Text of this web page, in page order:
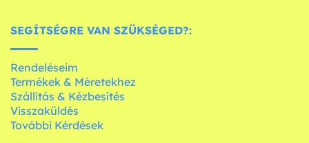
SEGÍTSÉGRE VAN SZÜKSÉGED?:
Rendeléseim
Termékek & Méretekhez
Szállítás & Kézbesítés
Visszaküldés
További Kérdések